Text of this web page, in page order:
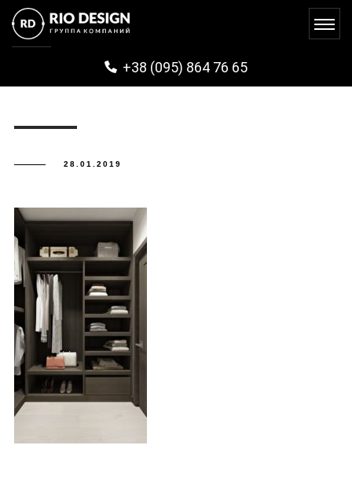
+38 (095) 864 76 65
SPASSKY (38)
28.01.2019